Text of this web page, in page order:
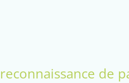
reconnaissance de